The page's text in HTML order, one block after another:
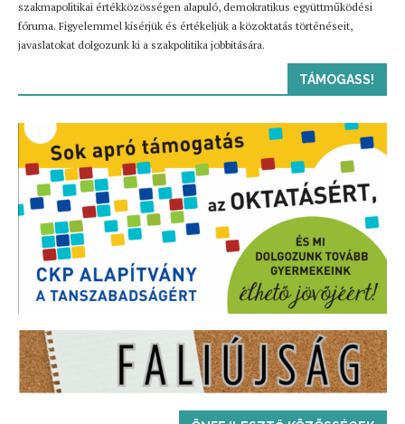
szakmapolitikai értékközösségen alapuló, demokratikus együttműködési
fóruma. Figyelemmel kísérjük és értékeljük a közoktatás történéseit,
javaslatokat dolgozunk ki a szakpolitika jobbítására.
TÁMOGASS!